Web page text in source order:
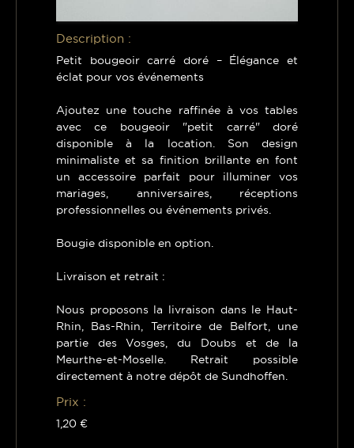
Description :
Petit bougeoir carré doré – Élégance et
éclat pour vos événements
Ajoutez une touche raffinée à vos tables
avec ce bougeoir "petit carré" doré
disponible à la location. Son design
minimaliste et sa finition brillante en font
un accessoire parfait pour illuminer vos
mariages, anniversaires, réceptions
professionnelles ou événements privés.
Bougie disponible en option.
Livraison et retrait :
Nous proposons la livraison dans le Haut-
Rhin, Bas-Rhin, Territoire de Belfort, une
partie des Vosges, du Doubs et de la
Meurthe-et-Moselle. Retrait possible
directement à notre dépôt de Sundhoffen.
Prix :
1,20 €